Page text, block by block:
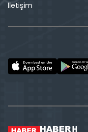
İletişim